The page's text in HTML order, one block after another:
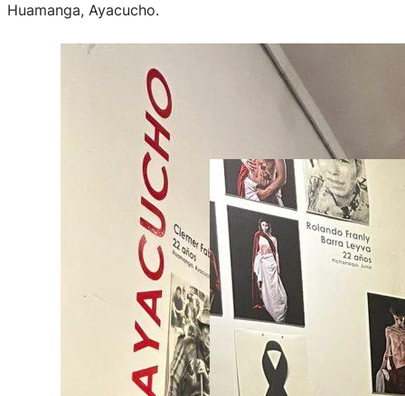
Huamanga, Ayacucho.